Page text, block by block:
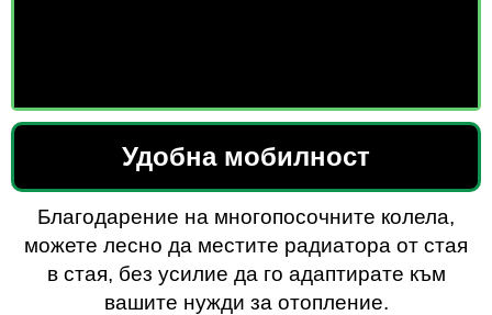
Удобна мобилност
Благодарение на многопосочните колела,
можете лесно да местите радиатора от стая
в стая, без усилие да го адаптирате към
вашите нужди за отопление.